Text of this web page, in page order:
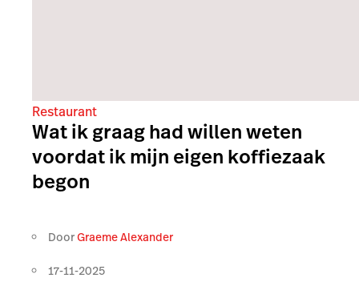
Restaurant
Wat ik graag had willen weten
voordat ik mijn eigen koffiezaak
begon
DoorGraeme Alexander
17-11-2025